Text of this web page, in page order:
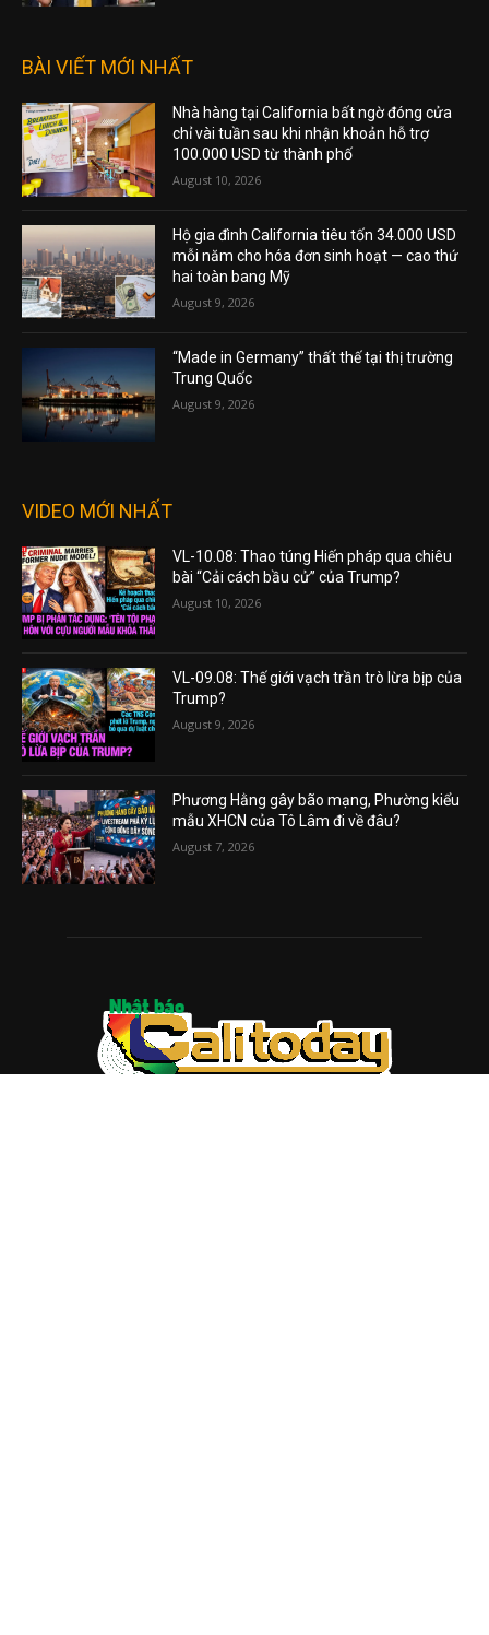
BÀI VIẾT MỚI NHẤT
Nhà hàng tại California bất ngờ đóng cửa
chỉ vài tuần sau khi nhận khoản hỗ trợ
100.000 USD từ thành phố
August 10, 2026
Hộ gia đình California tiêu tốn 34.000 USD
mỗi năm cho hóa đơn sinh hoạt — cao thứ
hai toàn bang Mỹ
August 9, 2026
“Made in Germany” thất thế tại thị trường
Trung Quốc
August 9, 2026
VIDEO MỚI NHẤT
VL-10.08: Thao túng Hiến pháp qua chiêu
bài “Cải cách bầu cử” của Trump?
August 10, 2026
VL-09.08: Thế giới vạch trần trò lừa bịp của
Trump?
August 9, 2026
Phương Hằng gây bão mạng, Phường kiểu
mẫu XHCN của Tô Lâm đi về đâu?
August 7, 2026